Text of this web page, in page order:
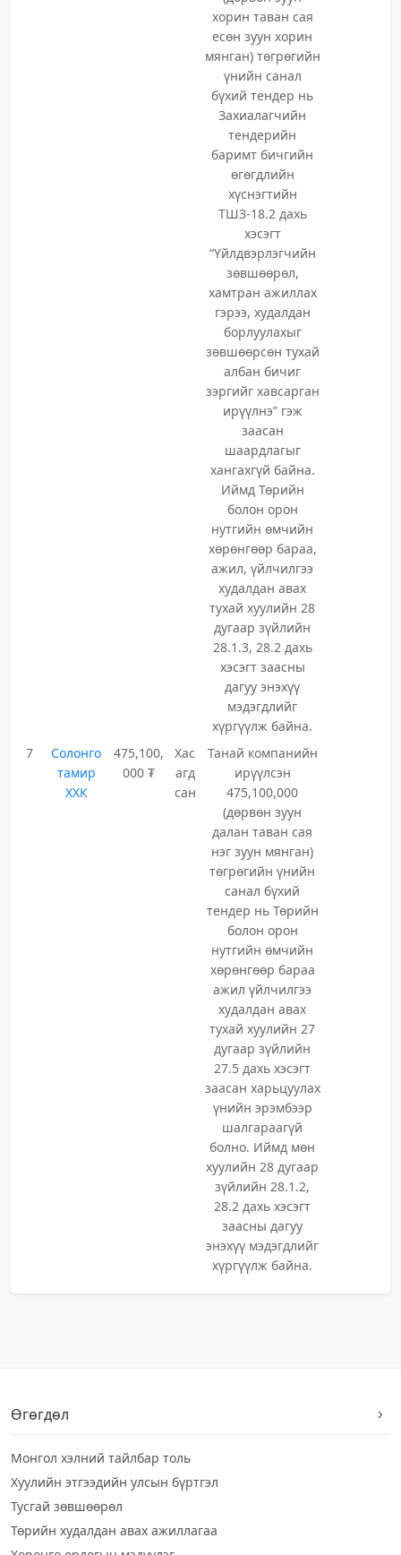
хорин таван сая
есөн зуун хорин
мянган) төгрөгийн
үнийн санал
бүхий тендер нь
Захиалагчийн
тендерийн
баримт бичгийн
өгөгдлийн
хүснэгтийн
ТШЗ-18.2 дахь
хэсэгт
“Үйлдвэрлэгчийн
зөвшөөрөл,
хамтран ажиллах
гэрээ, худалдан
борлуулахыг
зөвшөөрсөн тухай
албан бичиг
зэргийг хавсарган
ирүүлнэ” гэж
заасан
шаардлагыг
хангахгүй байна.
Иймд Төрийн
болон орон
нутгийн өмчийн
хөрөнгөөр бараа,
ажил, үйлчилгээ
худалдан авах
тухай хуулийн 28
дугаар зүйлийн
28.1.3, 28.2 дахь
хэсэгт заасны
дагуу энэхүү
мэдэгдлийг
хүргүүлж байна.
7
Солонго
тамир
ХХК
475,100,
000 ₮
Хас
агд
сан
Танай компанийн
ирүүлсэн
475,100,000
(дөрвөн зуун
далан таван сая
нэг зуун мянган)
төгрөгийн үнийн
санал бүхий
тендер нь Төрийн
болон орон
нутгийн өмчийн
хөрөнгөөр бараа
ажил үйлчилгээ
худалдан авах
тухай хуулийн 27
дугаар зүйлийн
27.5 дахь хэсэгт
заасан харьцуулах
үнийн эрэмбээр
шалгараагүй
болно. Иймд мөн
хуулийн 28 дугаар
зүйлийн 28.1.2,
28.2 дахь хэсэгт
заасны дагуу
энэхүү мэдэгдлийг
хүргүүлж байна.
Өгөгдөл
Монгол хэлний тайлбар толь
Хуулийн этгээдийн улсын бүртгэл
Тусгай зөвшөөрөл
Төрийн худалдан авах ажиллагаа